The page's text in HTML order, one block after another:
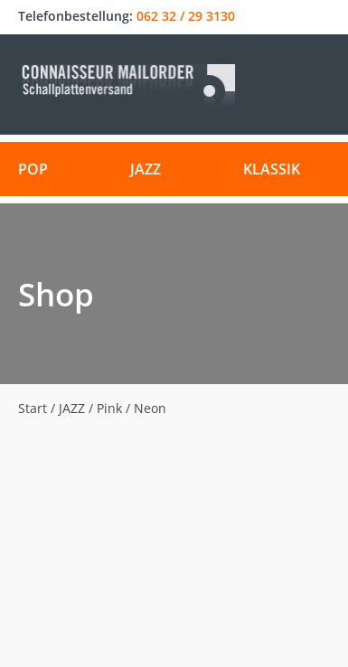
Telefonbestellung: 062 32 / 29 3130
POP JAZZ KLASSIK
Shop
Start / JAZZ / Pink / Neon